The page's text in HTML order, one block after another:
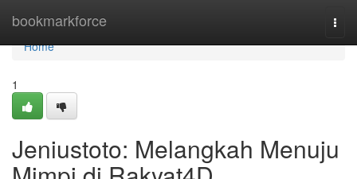
bookmarkforce
Home
Home
1
Jeniustoto: Melangkah Menuju